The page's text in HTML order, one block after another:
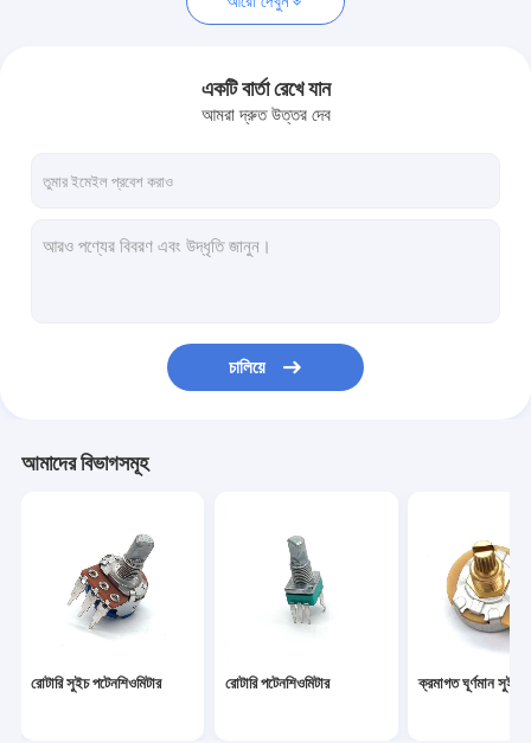
রোটারি সুইচ পটেনশিওমিটার
রোটারি এনকোডার
মোটর চালিত পটেনশিওমিটার
বৈদ্যুতিক গিটার পাত্র
তিরস্কারকারী পটেনশিওমিটার
বৈদ্যুতিক স্লাইড সুইচ
একটি বার্তা রেখে যান
আমরা দ্রুত উত্তর দেব
চালিয়ে
আমাদের বিভাগসমূহ
রোটারি সুইচ পটেনশিওমিটার রোটারি পটেনশিওমিটার ক্রমাগত ঘূর্ণমান সুইচ